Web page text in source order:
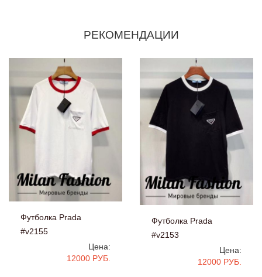
РЕКОМЕНДАЦИИ
Футболка Prada
#v2155
Цена:
12000 РУБ.
Футболка Prada
#v2153
Цена:
12000 РУБ.